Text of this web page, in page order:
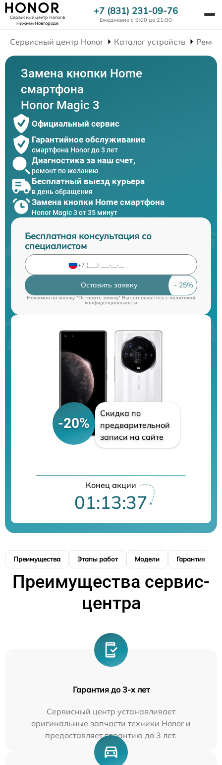
Сервисный центр Honorв
Нижнем Новгороде
+7 (831) 231-09-76
Ежедневно с 9:00 до 21:00
Сервисный центр Honor Каталог устройств
Замена кнопки Home
смартфона
Honor Magic 3
Официальный сервис
Гарантийное обслуживание
смартфона Honor до 3 лет
Диагностика за наш счет,
ремонт по желанию
Бесплатный выезд курьера
в день обращения
Замена кнопки Home смартфона
Honor Magic 3 от 35 минут
Бесплатная консультация со
специалистом
Оставить заявку
Нажимая на кнопку "Оставить заявку" Вы соглашаетесь cполитикой
конфиденциальности
-20%
Скидка по
предварительной
записи на сайте
Конец акции
01:13:36
Преимущества Этапы работ Модели Гарантия
Преимущества сервис-
центра
Гарантия до 3-х лет
Сервисный центр устанавливает
оригинальные запчасти техники Honor и
предоставляет гарантию до 3 лет.